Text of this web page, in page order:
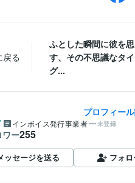
戻る
ふとした瞬間に彼を
す、その不思議なタ
グ...
プロフィー
インボイス発行事業者 未登録
ワー255
ッセージを送る フォ